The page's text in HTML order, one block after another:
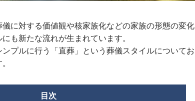
に対する価値観や核家族化などの家族の形態の変化
も新たな流れが生まれています。
プルに行う「直葬」という葬儀スタイルについてお
目次